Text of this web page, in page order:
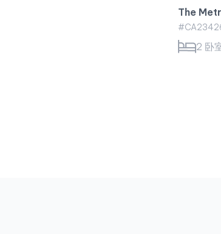
The
2 卧